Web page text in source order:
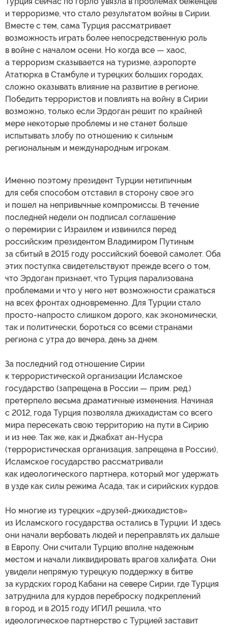
и терроризме, что стало результатом войны в Сирии.
Вместе с тем, сама Турция рассматривает
возможность играть более непосредственную роль
в войне с началом осени. Но когда все — хаос,
а терроризм сказывается на туризме, аэропорте
Ататюрка в Стамбуле и турецких больших городах,
сложно оказывать влияние на развитие в регионе.
Победить террористов и повлиять на войну в Сирии
возможно, только если Эрдоган решит по крайней
мере некоторые проблемы и не станет больше
испытывать злобу по отношению к сильным
региональным и международным игрокам.
Именно поэтому президент Турции нетипичным
для себя способом отставил в сторону свое эго
и пошел на непривычные компромиссы. В течение
последней недели он подписал соглашение
о перемирии с Израилем и извинился перед
российским президентом Владимиром Путиным
за сбитый в 2015 году российский боевой самолет. Оба
этих поступка свидетельствуют прежде всего о том,
что Эрдоган признает, что Турция парализована
проблемами и что у него нет возможности сражаться
на всех фронтах одновременно. Для Турции стало
просто-напросто слишком дорого, как экономически,
так и политически, бороться со всеми странами
региона с утра до вечера, день за днем.
За последний год отношение Сирии
к террористической организации Исламское
государство (запрещена в России — прим. ред.)
претерпело весьма драматичные изменения. Начиная
с 2012, года Турция позволяла джихадистам со всего
мира пересекать свою территорию на пути в Сирию
и из нее. Так же, как и Джабхат ан-Нусра
(террористическая организация, запрещена в России),
Исламское государство рассматривали
как идеологического партнера, который мог удержать
в узде как силы режима Асада, так и сирийских курдов.
Но многие из турецких «друзей-джихадистов»
из Исламского государства остались в Турции. И здесь
они начали вербовать людей и переправлять их дальше
в Европу. Они считали Турцию вполне надежным
местом и начали ликвидировать врагов халифата. Они
увидели непрямую турецкую поддержку в битве
за курдских город Кабани на севере Сирии, где Турция
затруднила для курдов переброску подкреплений
в город, и в 2015 году ИГИЛ решила, что
идеологическое партнерство с Турцией заставит